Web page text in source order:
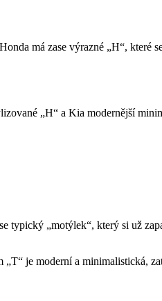
má zase výrazné „H“, které
„H“ a Kia modernější
typický „motýlek“, který si už
je moderní a minimalistická,